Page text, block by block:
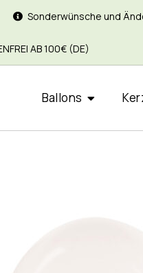
Sonderwünsche und
AB 100€ (DE)
Ballons